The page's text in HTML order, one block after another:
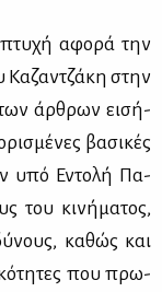
πτυ­χή αφο­ρά την
Κα­ζαν­τζά­κη στην
άρ­θρων ει­σή­
βα­σι­κές
υπό Εντο­λή Πα­
του κι­νή­μα­τος,
κα­θώς και
που πρω­